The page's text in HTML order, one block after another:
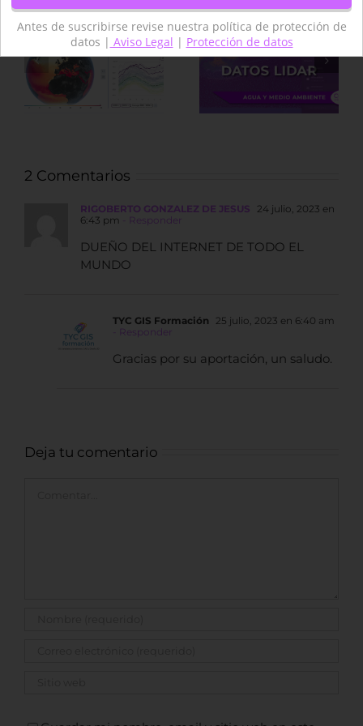
Nueva
aplicación para
descargar
datos LiDAR
Fuentes de
datos LiDAR de
Arqueológicos
2 Comentarios
RIGOBERTO GONZALEZ DE JESUS
24 julio, 2023 en
6:43 pm - Responder
DUEÑO DEL INTERNET DE TODO EL
MUNDO
TYC GIS Formación
25 julio, 2023 en 6:40 am
- Responder
Gracias por su aportación, un saludo.
Deja tu comentario
Antes de suscribirse revise nuestra política de protección de
datos | Aviso Legal | Protección de datos